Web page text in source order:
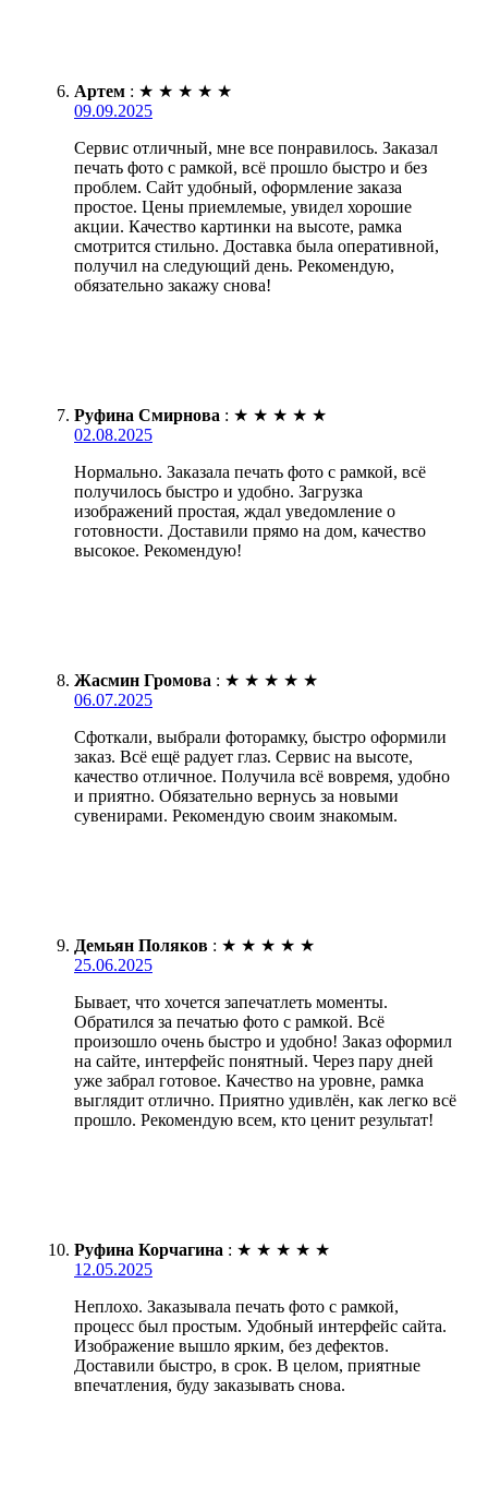
Артем : ★ ★ ★ ★ ★
09.09.2025
Сервис отличный, мне все понравилось. Заказал
печать фото с рамкой, всё прошло быстро и без
проблем. Сайт удобный, оформление заказа
простое. Цены приемлемые, увидел хорошие
акции. Качество картинки на высоте, рамка
смотрится стильно. Доставка была оперативной,
получил на следующий день. Рекомендую,
обязательно закажу снова!
Руфина Смирнова : ★ ★ ★ ★ ★
02.08.2025
Нормально. Заказала печать фото с рамкой, всё
получилось быстро и удобно. Загрузка
изображений простая, ждал уведомление о
готовности. Доставили прямо на дом, качество
высокое. Рекомендую!
Жасмин Громова : ★ ★ ★ ★ ★
06.07.2025
Сфоткали, выбрали фоторамку, быстро оформили
заказ. Всё ещё радует глаз. Сервис на высоте,
качество отличное. Получила всё вовремя, удобно
и приятно. Обязательно вернусь за новыми
сувенирами. Рекомендую своим знакомым.
Демьян Поляков : ★ ★ ★ ★ ★
25.06.2025
Бывает, что хочется запечатлеть моменты.
Обратился за печатью фото с рамкой. Всё
произошло очень быстро и удобно! Заказ оформил
на сайте, интерфейс понятный. Через пару дней
уже забрал готовое. Качество на уровне, рамка
выглядит отлично. Приятно удивлён, как легко всё
прошло. Рекомендую всем, кто ценит результат!
Руфина Корчагина : ★ ★ ★ ★ ★
12.05.2025
Неплохо. Заказывала печать фото с рамкой,
процесс был простым. Удобный интерфейс сайта.
Изображение вышло ярким, без дефектов.
Доставили быстро, в срок. В целом, приятные
впечатления, буду заказывать снова.